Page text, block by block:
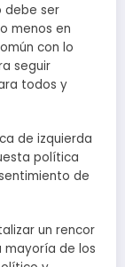
debe ser
menos en
con lo
seguir
todos y
de izquierda
política
de
un rencor
mayoría de los